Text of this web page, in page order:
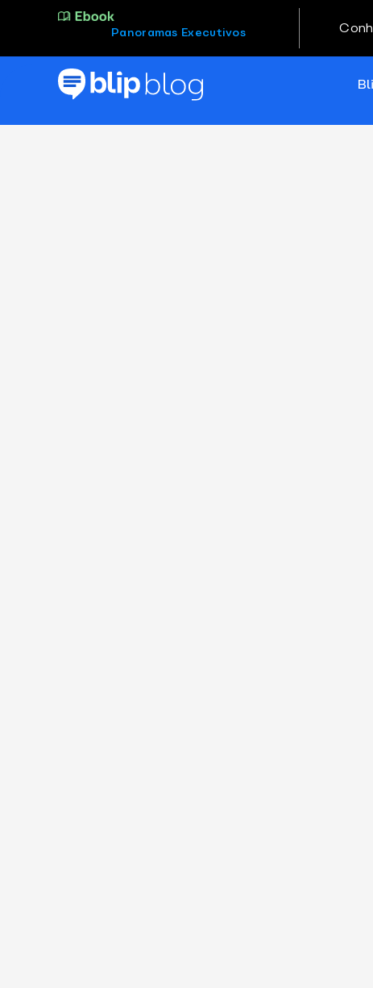
Panoramas Executivos